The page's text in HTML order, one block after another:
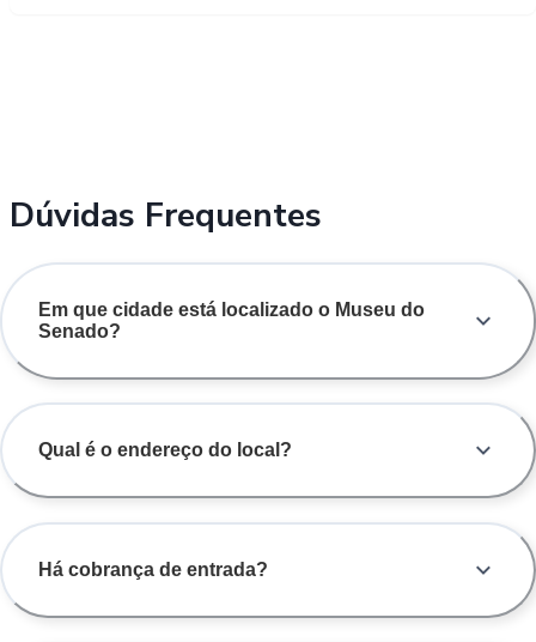
Dúvidas Frequentes
Em que cidade está localizado o Museu do
Senado?
Qual é o endereço do local?
Há cobrança de entrada?